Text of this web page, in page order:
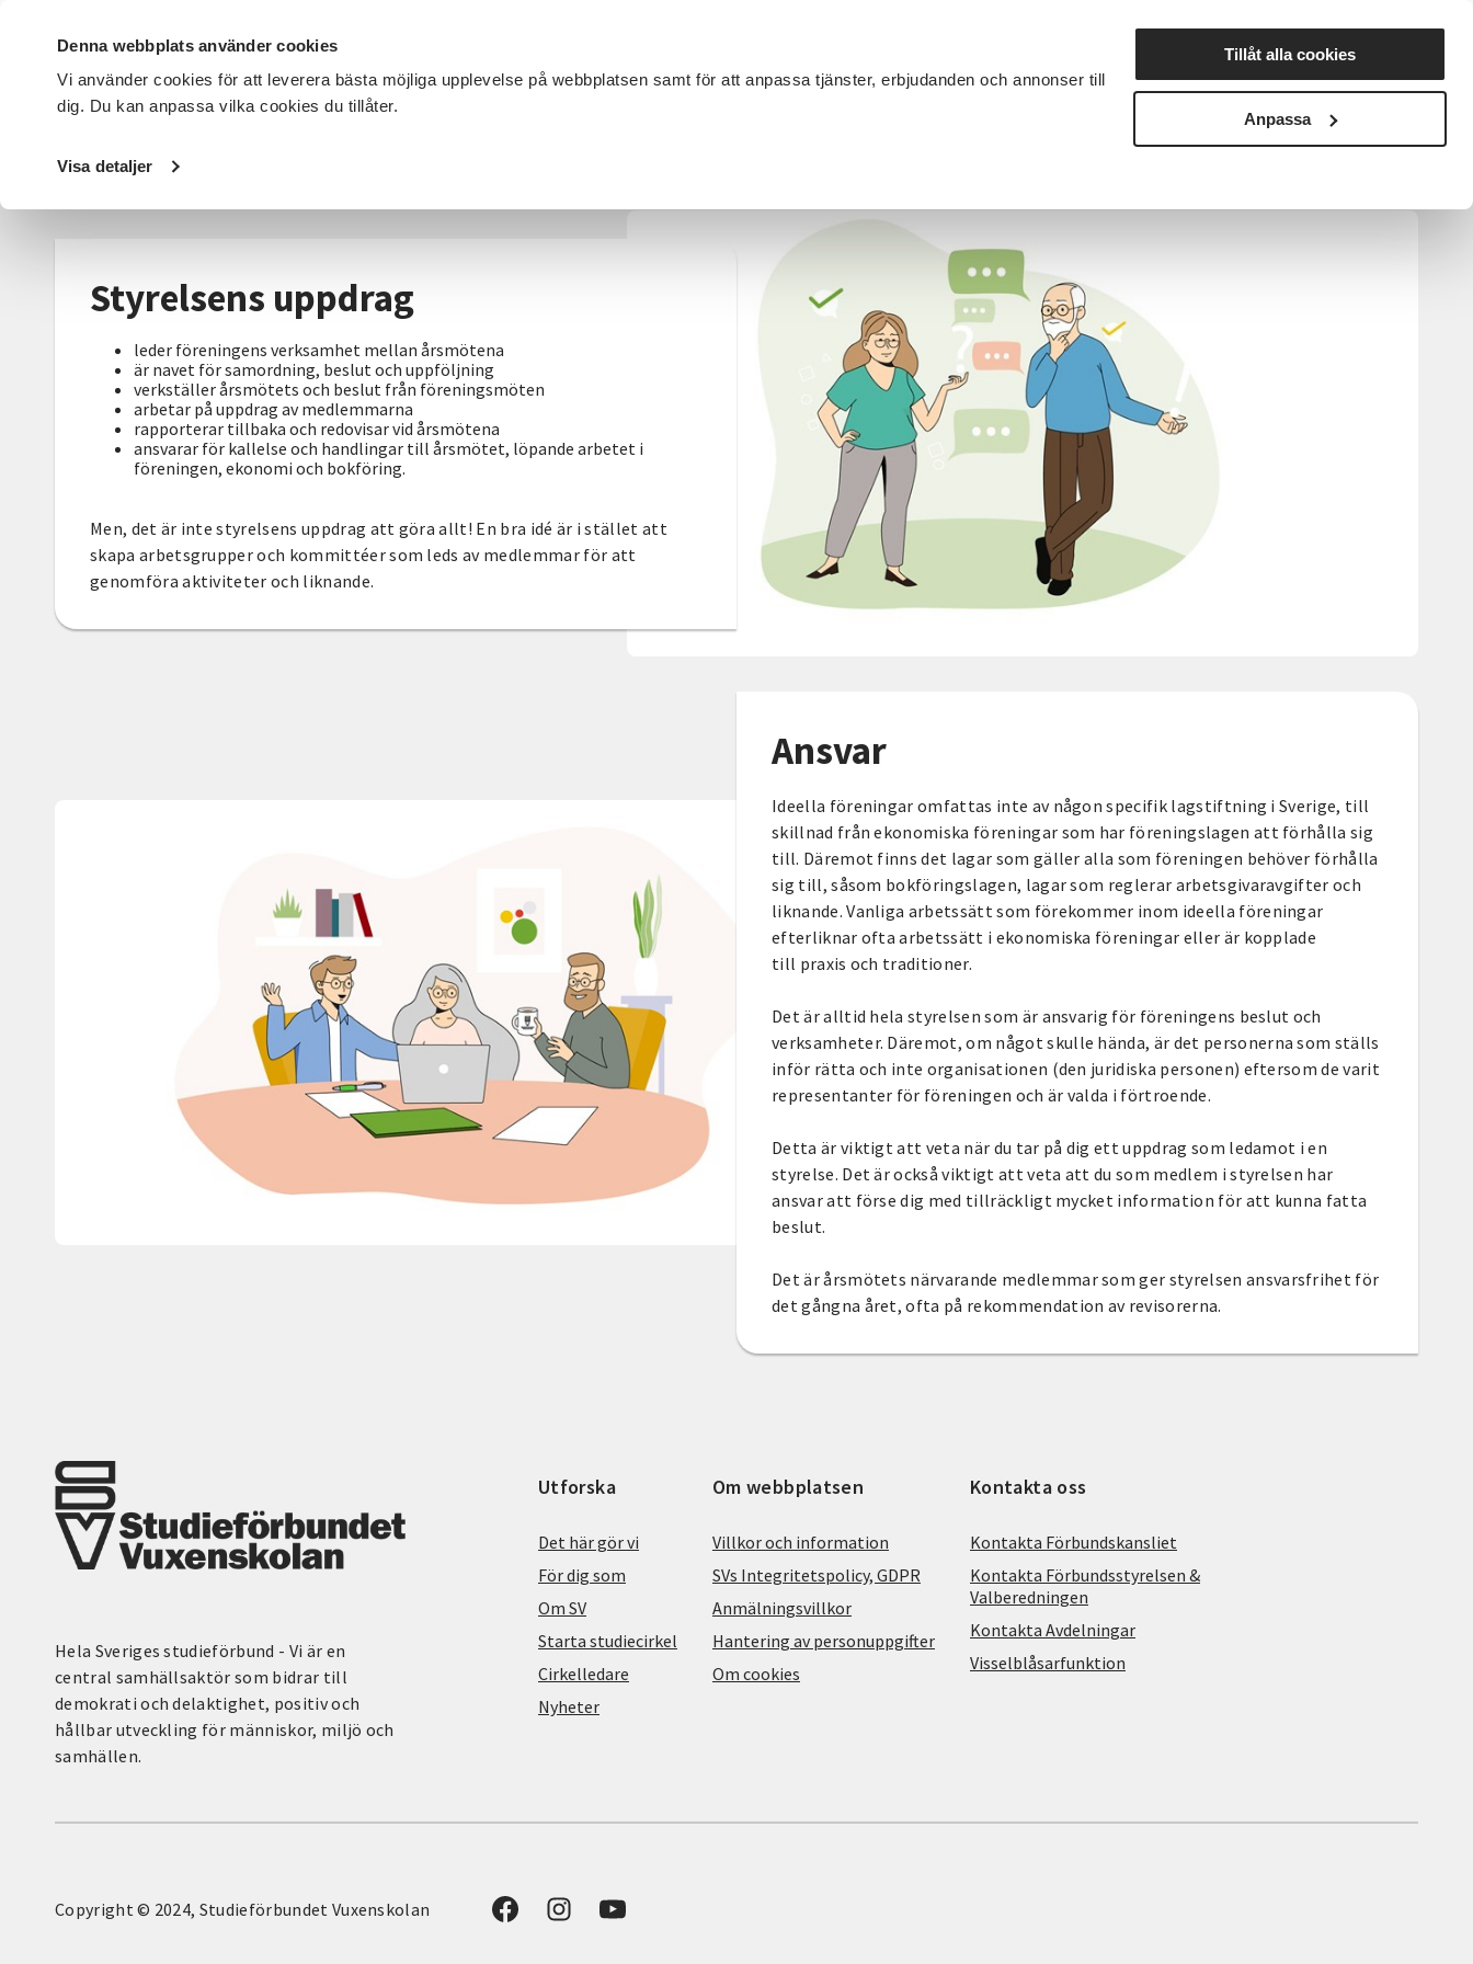
Denna webbplats använder cookies
Vi använder cookies för att leverera bästa möjliga upplevelse på webbplatsen samt för att anpassa tjänster, erbjudanden och annonser till
dig. Du kan anpassa vilka cookies du tillåter.
Visa detaljer
Tillåt alla cookies
Anpassa
DET HÄR GÖR VI FÖR DIG SOM SÖK KURSER OCH EVENEMANG Nyheter Avdelningar
Startsida / Det här gör vi
Styrelsens uppdrag
leder föreningens verksamhet mellan årsmötena
är navet för samordning, beslut och uppföljning
verkställer årsmötets och beslut från föreningsmöten
arbetar på uppdrag av medlemmarna
rapporterar tillbaka och redovisar vid årsmötena
ansvarar för kallelse och handlingar till årsmötet, löpande arbetet i
föreningen, ekonomi och bokföring.
Men, det är inte styrelsens uppdrag att göra allt! En bra idé är i stället att
skapa arbetsgrupper och kommittéer som leds av medlemmar för att
genomföra aktiviteter och liknande.
Ansvar
Ideella föreningar omfattas inte av någon specifik lagstiftning i Sverige, till
skillnad från ekonomiska föreningar som har föreningslagen att förhålla sig
till. Däremot finns det lagar som gäller alla som föreningen behöver förhålla
sig till, såsom bokföringslagen, lagar som reglerar arbetsgivaravgifter och
liknande. Vanliga arbetssätt som förekommer inom ideella föreningar
efterliknar ofta arbetssätt i ekonomiska föreningar eller är kopplade
till praxis och traditioner.
Det är alltid hela styrelsen som är ansvarig för föreningens beslut och
verksamheter. Däremot, om något skulle hända, är det personerna som ställs
inför rätta och inte organisationen (den juridiska personen) eftersom de varit
representanter för föreningen och är valda i förtroende.
Detta är viktigt att veta när du tar på dig ett uppdrag som ledamot i en
styrelse. Det är också viktigt att veta att du som medlem i styrelsen har
ansvar att förse dig med tillräckligt mycket information för att kunna fatta
beslut.
Det är årsmötets närvarande medlemmar som ger styrelsen ansvarsfrihet för
det gångna året, ofta på rekommendation av revisorerna.
Hela Sveriges studieförbund - Vi är en
central samhällsaktör som bidrar till
demokrati och delaktighet, positiv och
hållbar utveckling för människor, miljö och
samhällen.
Utforska
Det här gör vi
För dig som
Om SV
Starta studiecirkel
Cirkelledare
Nyheter
Om webbplatsen
Villkor och information
SVs Integritetspolicy, GDPR
Anmälningsvillkor
Hantering av personuppgifter
Om cookies
Kontakta oss
Kontakta Förbundskansliet
Kontakta Förbundsstyrelsen &
Valberedningen
Kontakta Avdelningar
Visselblåsarfunktion
Copyright © 2024, Studieförbundet Vuxenskolan